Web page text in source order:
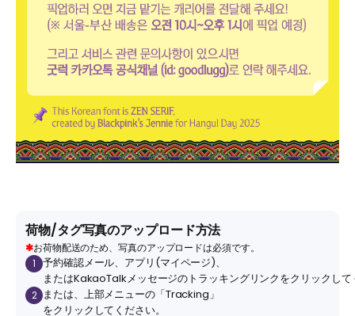
荷物/タグ写真のアップロード方法
✱お荷物配送のため、写真のアップロードは必須です。
1 予約確認メール、アプリ(マイページ)、
またはKakaoTalkメッセージのトラッキングリンクをクリックして
2 または、上部メニューの「Tracking」
をクリックしてください。